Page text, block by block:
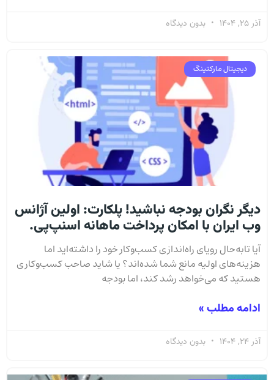
آذر 25, 1404 بدون دیدگاه
دیجیتال مارکتینگ
دیگر نگران بودجه نباشید! پلکارت: اولین آژانس
وب ایران با امکان پرداخت ماهانه اسنپ‌پی.
آیا تا‌به‌حال رویای راه‌اندازی کسب‌وکار خود را داشته‌اید اما
هزینه‌های اولیه مانع شما شده‌اند؟ یا شاید صاحب کسب‌وکاری
هستید که می‌خواهد رشد کند، اما بودجه
ادامه مطلب »
آذر 24, 1404 بدون دیدگاه